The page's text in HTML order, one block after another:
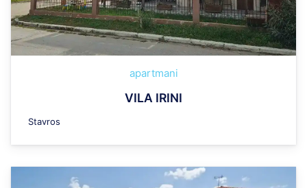
apartmani
VILA IRINI
Stavros